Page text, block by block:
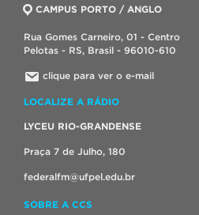
CAMPUS PORTO / ANGLO
Rua Gomes Carneiro, 01 - Centro
Pelotas - RS, Brasil - 96010-610
clique para ver o e-mail
LOCALIZE A RÁDIO
LYCEU RIO-GRANDENSE
Praça 7 de Julho, 180
federalfm@ufpel.edu.br
SOBRE A CCS